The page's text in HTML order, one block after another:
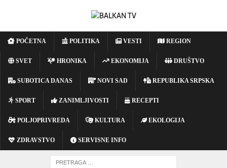
POČETNA POLITIKA VESTI REGION
SVET HRONIKA EKONOMIJA DRUŠTVO
SUBOTICA DANAS NOVI SAD REPUBLIKA SRPSKA
SPORT ZANIMLJIVOSTI RECEPTI
POLJOPRIVREDA KULTURA EKOLOGIJA
ZDRAVSTVO SERVISNE INFO